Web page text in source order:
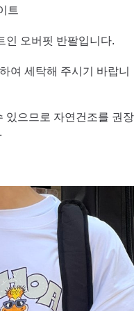
트
인 오버핏 반팔입니다.
여 세탁해 주시기 바랍니
있으므로 자연건조를 권장